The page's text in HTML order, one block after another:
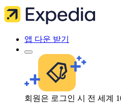
앱 다운 받기
회원은 로그인 시 전 세계